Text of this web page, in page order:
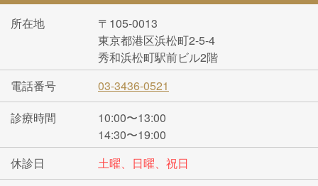
所在地
〒105-0013
東京都港区浜松町2-5-4
秀和浜松町駅前ビル2階
電話番号
03-3436-0521
診療時間
10:00〜13:00
14:30〜19:00
休診日
土曜、日曜、祝日